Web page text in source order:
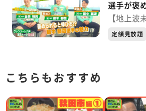
選手が褒
ウキ♬ 未
ラーレ八
【地上波
ラーレ八
定額見放題
こちらもおすすめ